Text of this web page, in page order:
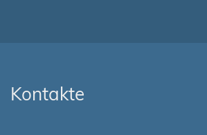
Kontakte